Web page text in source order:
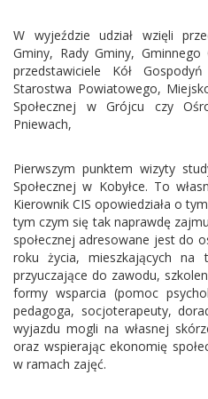
W wyjeździe udział wzięli
Gminy, Rady Gminy, Gminnego
przedstawiciele Kół
Starostwa Powiatowego,
Społecznej w Grójcu czy
Pniewach,
Pierwszym punktem wizyty
Społecznej w Kobyłce. To
Kierownik CIS opowiedziała o
tym czym się tak naprawdę
społecznej adresowane jest do
roku życia, mieszkających na
przyuczające do zawodu,
formy wsparcia (pomoc
pedagoga, socjoterapeuty,
wyjazdu mogli na własnej
oraz wspierając ekonomię
w ramach zajęć.